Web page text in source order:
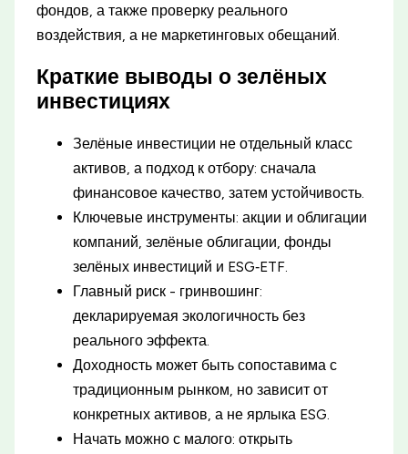
фондов, а также проверку реального
воздействия, а не маркетинговых обещаний.
Краткие выводы о зелёных
инвестициях
Зелёные инвестиции не отдельный класс
активов, а подход к отбору: сначала
финансовое качество, затем устойчивость.
Ключевые инструменты: акции и облигации
компаний, зелёные облигации, фонды
зелёных инвестиций и ESG‑ETF.
Главный риск - гринвошинг:
декларируемая экологичность без
реального эффекта.
Доходность может быть сопоставима с
традиционным рынком, но зависит от
конкретных активов, а не ярлыка ESG.
Начать можно с малого: открыть